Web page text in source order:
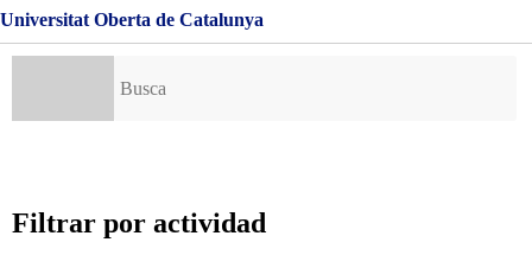
Universitat Oberta de Catalunya
Filtrar por actividad